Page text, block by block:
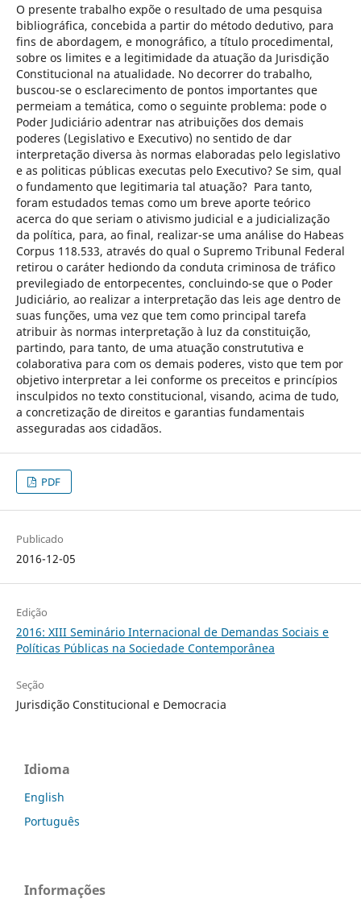
O presente trabalho expõe o resultado de uma pesquisa
bibliográfica, concebida a partir do método dedutivo, para
fins de abordagem, e monográfico, a título procedimental,
sobre os limites e a legitimidade da atuação da Jurisdição
Constitucional na atualidade. No decorrer do trabalho,
buscou-se o esclarecimento de pontos importantes que
permeiam a temática, como o seguinte problema: pode o
Poder Judiciário adentrar nas atribuições dos demais
poderes (Legislativo e Executivo) no sentido de dar
interpretação diversa às normas elaboradas pelo legislativo
e as politicas públicas executas pelo Executivo? Se sim, qual
o fundamento que legitimaria tal atuação? Para tanto,
foram estudados temas como um breve aporte teórico
acerca do que seriam o ativismo judicial e a judicialização
da política, para, ao final, realizar-se uma análise do Habeas
Corpus 118.533, através do qual o Supremo Tribunal Federal
retirou o caráter hediondo da conduta criminosa de tráfico
previlegiado de entorpecentes, concluindo-se que o Poder
Judiciário, ao realizar a interpretação das leis age dentro de
suas funções, uma vez que tem como principal tarefa
atribuir às normas interpretação à luz da constituição,
partindo, para tanto, de uma atuação constrututiva e
colaborativa para com os demais poderes, visto que tem por
objetivo interpretar a lei conforme os preceitos e princípios
insculpidos no texto constitucional, visando, acima de tudo,
a concretização de direitos e garantias fundamentais
asseguradas aos cidadãos.
PDF
Publicado
2016-12-05
Edição
2016: XIII Seminário Internacional de Demandas Sociais e
Políticas Públicas na Sociedade Contemporânea
Seção
Jurisdição Constitucional e Democracia
Idioma
English
Português
Informações